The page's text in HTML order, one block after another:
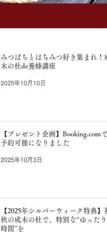
みつばちとはちみつ好き集まれ！成
木の杜de養蜂講座
2025年10月10日
【プレゼント企画】Booking.comで
予約可能になりました
2025年10月3日
【2025年シルバーウィーク特典】初
秋の成木の杜で、特別な“ゆったり
時間”を